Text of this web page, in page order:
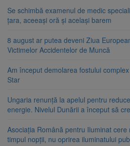
Se schimbă examenul de medic
țara, aceeași oră și același barem
8 august ar putea deveni Ziua
Victimelor Accidentelor de Muncă
Am început demolarea fostului
Star
Ungaria renunță la apelul pentru
energie. Nivelul Dunării a început să
Asociația Română pentru Iluminat cere
timpul nopții, nu oprirea iluminatului